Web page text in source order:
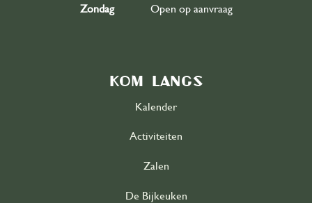
Zondag
Open op aanvraag
Kom langs
Kalender
Activiteiten
Zalen
De Bijkeuken